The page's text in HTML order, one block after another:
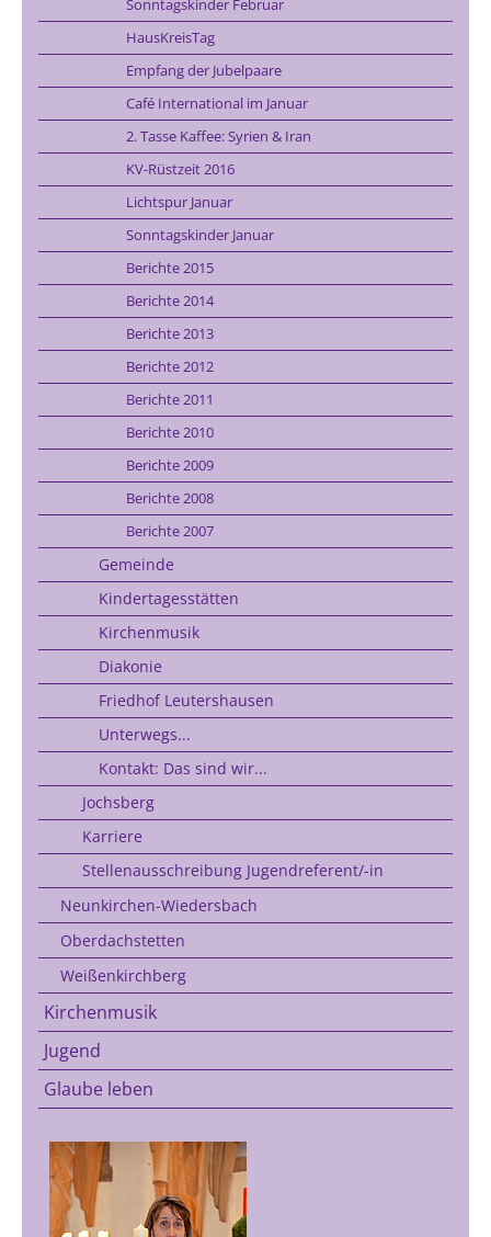
Sonntagskinder Februar
HausKreisTag
Empfang der Jubelpaare
Café International im Januar
2. Tasse Kaffee: Syrien & Iran
KV-Rüstzeit 2016
Lichtspur Januar
Sonntagskinder Januar
Berichte 2015
Berichte 2014
Berichte 2013
Berichte 2012
Berichte 2011
Berichte 2010
Berichte 2009
Berichte 2008
Berichte 2007
Gemeinde
Kindertagesstätten
Kirchenmusik
Diakonie
Friedhof Leutershausen
Unterwegs...
Kontakt: Das sind wir...
Jochsberg
Karriere
Stellenausschreibung Jugendreferent/-in
Neunkirchen-Wiedersbach
Oberdachstetten
Weißenkirchberg
Kirchenmusik
Jugend
Glaube leben